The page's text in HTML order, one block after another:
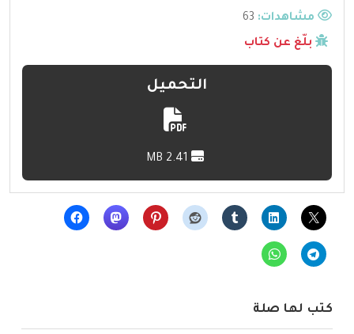
مشاهدات:
بلّغ عن كتاب
التحميل
كتب لها صلة